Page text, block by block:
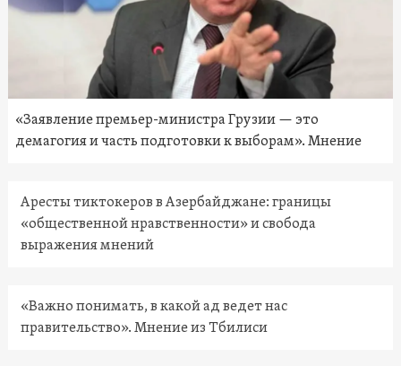
«Заявление премьер-министра Грузии — это
демагогия и часть подготовки к выборам». Мнение
Аресты тиктокеров в Азербайджане: границы
«общественной нравственности» и свобода
выражения мнений
«Важно понимать, в какой ад ведет нас
правительство». Мнение из Тбилиси